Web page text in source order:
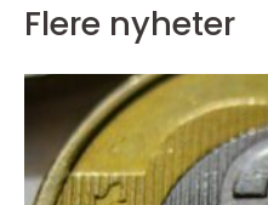
Flere nyheter